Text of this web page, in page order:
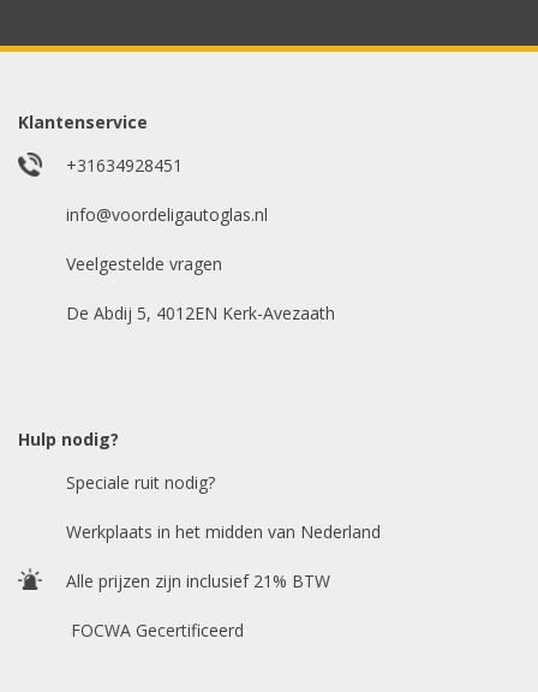
whatsappje met foto van de ruit en uw auto
Uw merk auto
Bouwjaar
E-mailadres *
Klantenservice
+31634928451
info@voordeligautoglas.nl
Veelgestelde vragen
De Abdij 5, 4012EN Kerk-Avezaath
Hulp nodig?
Speciale ruit nodig?
Werkplaats in het midden van Nederland
Alle prijzen zijn inclusief 21% BTW
FOCWA Gecertificeerd